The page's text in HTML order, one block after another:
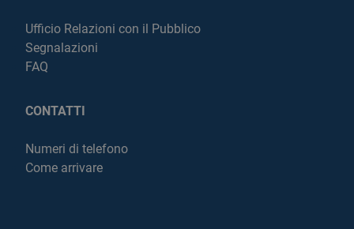
Ufficio Relazioni con il Pubblico
Segnalazioni
FAQ
CONTATTI
Numeri di telefono
Come arrivare